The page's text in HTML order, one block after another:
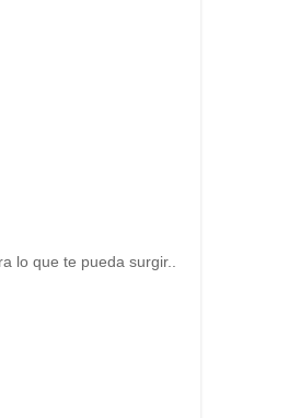
lo que te pueda surgir..